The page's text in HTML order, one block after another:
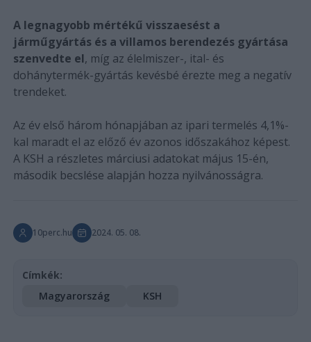
A legnagyobb mértékű visszaesést a
járműgyártás és a villamos berendezés gyártása
szenvedte el, míg az élelmiszer-, ital- és
dohánytermék-gyártás kevésbé érezte meg a negatív
trendeket.
Az év első három hónapjában az ipari termelés 4,1%-
kal maradt el az előző év azonos időszakához képest.
A KSH a részletes márciusi adatokat május 15-én,
második becslése alapján hozza nyilvánosságra.
10perc.hu 2024. 05. 08.
Címkék:
Magyarország
KSH